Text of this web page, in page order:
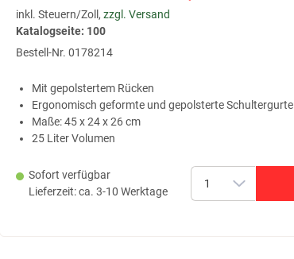
inkl. Steuern/Zoll, zzgl. Versand
Katalogseite: 100
Bestell-Nr. 0178214
Mit gepolstertem Rücken
Ergonomisch geformte und gepolsterte Schultergurte
Maße: 45 x 24 x 26 cm
25 Liter Volumen
Sofort verfügbar
Lieferzeit: ca. 3-10 Werktage